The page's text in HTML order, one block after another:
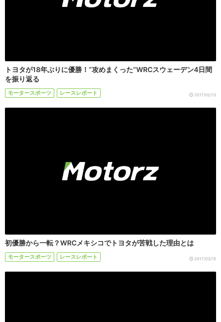
トヨタが18年ぶりに優勝！“攻めまくった”WRCスウェーデン4日間
を振り返る
モータースポーツ レースレポート 2017/02/13
初優勝から一転？WRCメキシコでトヨタが苦戦した理由とは
モータースポーツ レースレポート 2017/03/15